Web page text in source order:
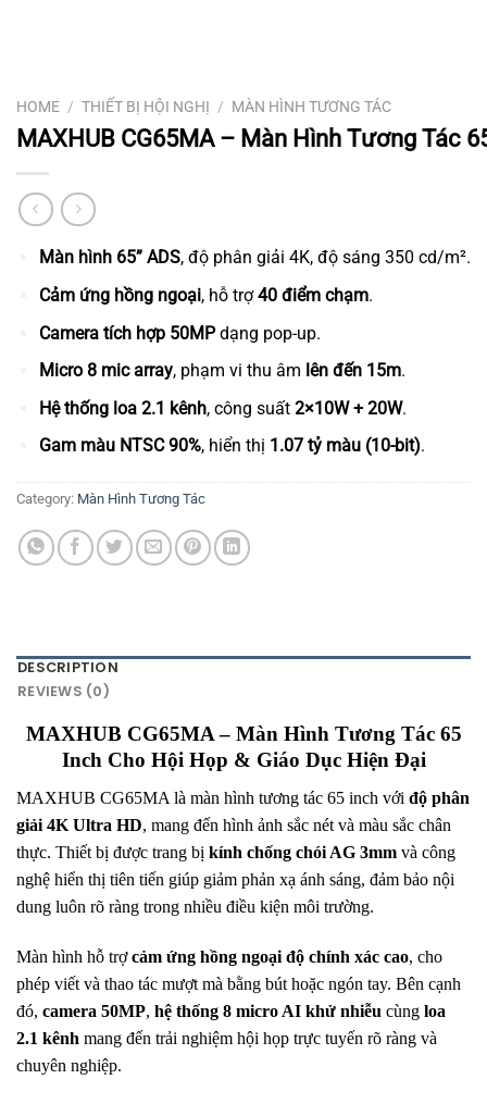
HOME / THIẾT BỊ HỘI NGHỊ / MÀN HÌNH TƯƠNG TÁC
MAXHUB CG65MA – Màn Hình Tương Tác
Màn hình 65” ADS, độ phân giải 4K, độ sáng 350 cd/m².
Cảm ứng hồng ngoại, hỗ trợ40 điểm chạm.
Camera tích hợp 50MPdạng pop-up.
Micro 8 mic array, phạm vi thu âm lên đến 15m.
Hệ thống loa 2.1 kênh, công suất 2×10W + 20W.
Gam màu NTSC 90%, hiển thị 1.07 tỷ màu (10-bit).
Category: Màn Hình Tương Tác
DESCRIPTION
REVIEWS (0)
MAXHUB CG65MA – Màn Hình Tương Tác 65
Inch Cho Hội Họp & Giáo Dục Hiện Đại
MAXHUB CG65MA là màn hình tương tác 65 inch với độ phân
giải 4K Ultra HD, mang đến hình ảnh sắc nét và màu sắc chân
thực. Thiết bị được trang bị kính chống chói AG 3mm và công
nghệ hiển thị tiên tiến giúp giảm phản xạ ánh sáng, đảm bảo nội
dung luôn rõ ràng trong nhiều điều kiện môi trường.
Màn hình hỗ trợcảm ứng hồng ngoại độ chính xác cao, cho
phép viết và thao tác mượt mà bằng bút hoặc ngón tay. Bên cạnh
đó, camera 50MP, hệ thống 8 micro AI khử nhiễu cùng loa
2.1 kênh mang đến trải nghiệm hội họp trực tuyến rõ ràng và
chuyên nghiệp.